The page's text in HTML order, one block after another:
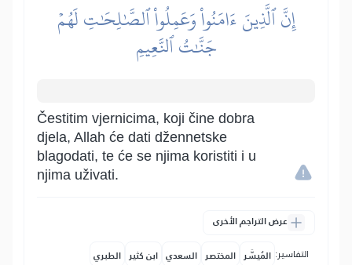
إِنَّ ٱلَّذِينَ ءَامَنُواْ وَعَمِلُواْ ٱلصَّٰلِحَٰتِ لَهُمۡ
جَنَّٰتُ ٱلنَّعِيمِ
Čestitim vjernicima, koji čine dobra
djela, Allah će dati džennetske
blagodati, te će se njima koristiti i u
njima uživati.
عرض التراجم الأخرى
التفاسير: المُيسَّر المختصر السعدي ابن كثير الطبري